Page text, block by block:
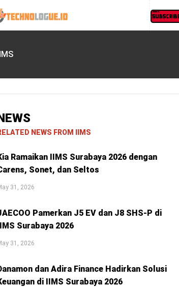
NEWS FROM IIMS
Ramaikan IIMS Surabaya 2026 dengan
Sonet, dan Seltos
31, 2026
Pamerkan J5 EV dan J8 SHS-P di
Surabaya 2026
31, 2026
dan Adira Finance Hadirkan Solusi
di IIMS Surabaya 2026